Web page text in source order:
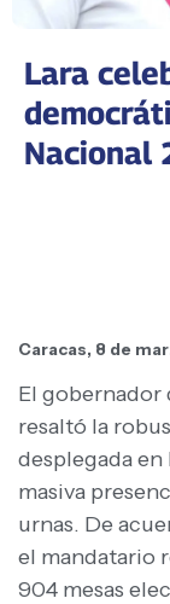
Lara
Nacional
Caracas, 8 de
El gobernador
resaltó la
desplegada en
masiva
urnas. De
el mandatario
904 mesas